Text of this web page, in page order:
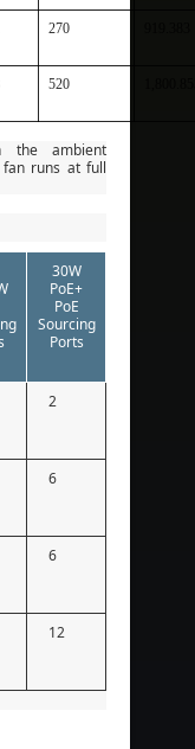
270
520
the ambient
fan runs at full
30W
PoE+
PoE
Sourcing
Ports
2
6
6
12